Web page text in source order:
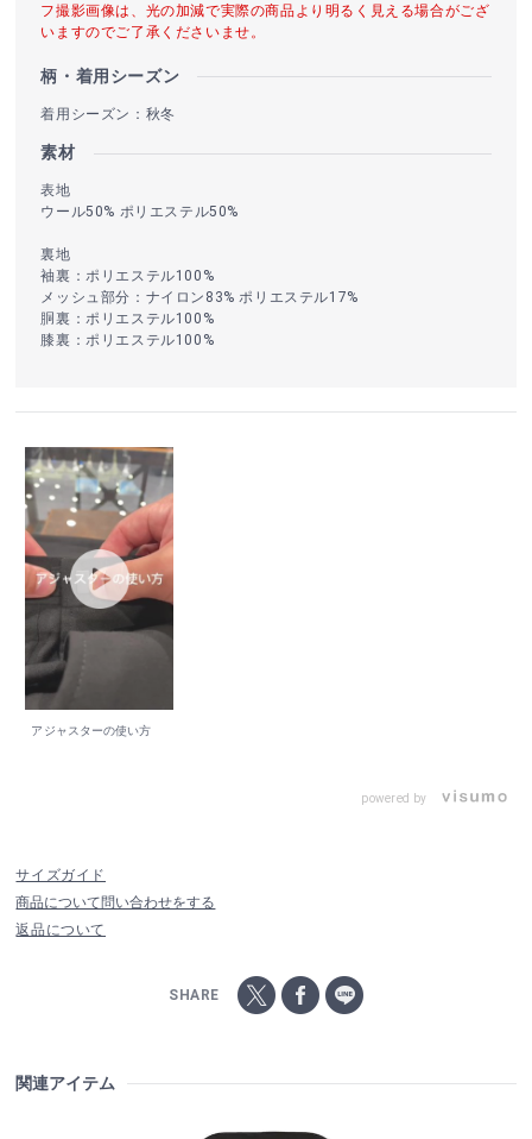
フ撮影画像は、光の加減で実際の商品より明るく見える場合がござ
いますのでご了承くださいませ。
柄・着用シーズン
着用シーズン：秋冬
素材
表地
ウール50% ポリエステル50%
裏地
袖裏：ポリエステル100%
メッシュ部分：ナイロン83% ポリエステル17%
胴裏：ポリエステル100%
膝裏：ポリエステル100%
アジャスターの使い方
powered by
サイズガイド
商品について問い合わせをする
返品について
SHARE
関連アイテム